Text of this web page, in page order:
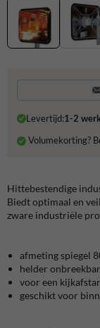
Levertijd:1-2
Volumekorting?
Hittebestendige
Biedt optimaal en
zware industriële
afmeting spiegel
helder
voor een
geschikt voor